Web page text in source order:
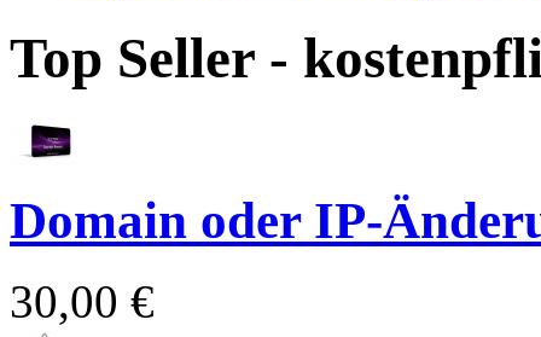
Top Seller -
Domain oder IP-
30,00 €